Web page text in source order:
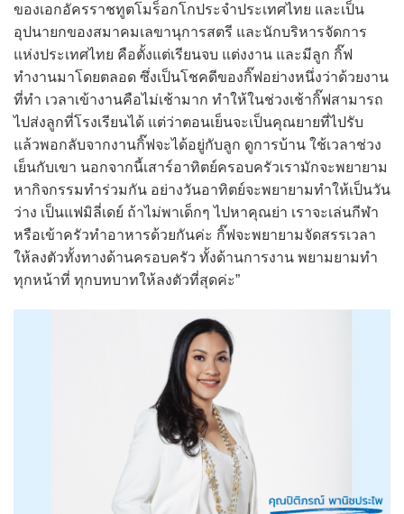
ของเอกอัครราชทูตโมร็อกโกประจำประเทศไทย และเป็น
อุปนายกของสมาคมเลขานุการสตรี และนักบริหารจัดการ
แห่งประเทศไทย คือตั้งแต่เรียนจบ แต่งงาน และมีลูก กิ๊ฟ
ทำงานมาโดยตลอด ซึ่งเป็นโชคดีของกิ๊ฟอย่างหนึ่งว่าด้วยงาน
ที่ทำ เวลาเข้างานคือไม่เช้ามาก ทำให้ในช่วงเช้ากิ๊ฟสามารถ
ไปส่งลูกที่โรงเรียนได้ แต่ว่าตอนเย็นจะเป็นคุณยายที่ไปรับ
แล้วพอกลับจากงานกิ๊ฟจะได้อยู่กับลูก ดูการบ้าน ใช้เวลาช่วง
เย็นกับเขา นอกจากนี้เสาร์อาทิตย์ครอบครัวเรามักจะพยายาม
หากิจกรรมทำร่วมกัน อย่างวันอาทิตย์จะพยายามทำให้เป็นวัน
ว่าง เป็นแฟมิลี่เดย์ ถ้าไม่พาเด็กๆ ไปหาคุณย่า เราจะเล่นกีฬา
หรือเข้าครัวทำอาหารด้วยกันค่ะ กิ๊ฟจะพยายามจัดสรรเวลา
ให้ลงตัวทั้งทางด้านครอบครัว ทั้งด้านการงาน พยามยามทำ
ทุกหน้าที่ ทุกบทบาทให้ลงตัวที่สุดค่ะ”